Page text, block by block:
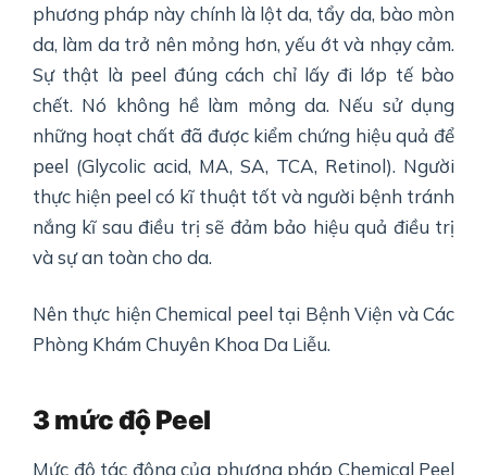
phương pháp này chính là lột da, tẩy da, bào mòn
da, làm da trở nên mỏng hơn, yếu ớt và nhạy cảm.
Sự thật là peel đúng cách chỉ lấy đi lớp tế bào
chết. Nó không hề làm mỏng da. Nếu sử dụng
những hoạt chất đã được kiểm chứng hiệu quả để
peel (Glycolic acid, MA, SA, TCA, Retinol). Người
thực hiện peel có kĩ thuật tốt và người bệnh tránh
nắng kĩ sau điều trị sẽ đảm bảo hiệu quả điều trị
và sự an toàn cho da.
Nên thực hiện Chemical peel tại Bệnh Viện và Các
Phòng Khám Chuyên Khoa Da Liễu.
3 mức độ Peel
Mức độ tác động của phương pháp Chemical Peel